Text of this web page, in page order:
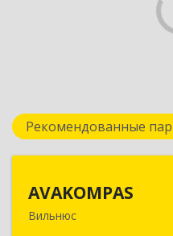
Рекомендованные
AVAKOMPAS
Вильнюс
Литва, LT-08236, г.